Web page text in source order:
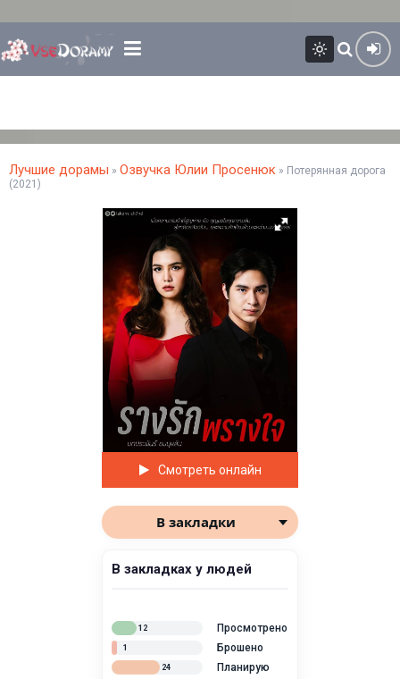
Лучшие дорамы » Озвучка Юлии Просенюк » Потерянная дорога
(2021)
Смотреть онлайн
В закладки
В закладках у людей
Просмотрено
12
Брошено
1
Планирую
24